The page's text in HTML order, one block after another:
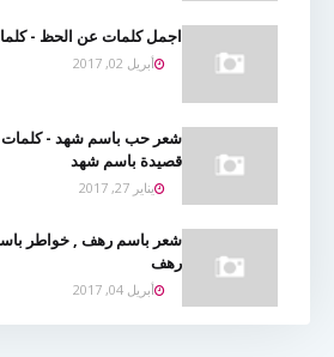
اجمل كلمات عن الحظ -
أبريل 02, 2017
شعر حب باسم شهد - كلمات
قصيدة باسم شهد
يناير 27, 2017
شعر باسم رهف , خواطر
رهف
أبريل 04, 2017